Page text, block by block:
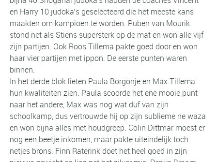
en Harry 10 judoka’s geselecteerd die het meeste kans
maakten om kampioen te worden. Ruben van Mourik
stond net als Stiens supersterk op de mat en won alle vijf
zijn partijen. Ook Roos Tillema pakte goed door en won
haar vier partijen met ippon. De eerste punten waren
binnen.
In het derde blok lieten Paula Borgonje en Max Tillema
hun kwaliteiten zien. Paula scoorde het ene mooie punt
naar het andere, Max was nog wat duf van zijn
schoolkamp, dus vertrouwde hij op zijn sublieme ne waza
en won bijna alles met houdgreep. Colin Dittmar moest er
nog een beetje inkomen, maar pakte uiteindelijk toch
netjes brons. Finn Raterink doet het heel goed in zijn